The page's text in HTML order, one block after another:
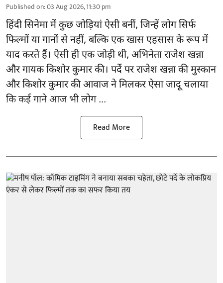
Published on:03 Aug 2026, 11:30 pm
हिंदी सिनेमा में कुछ जोड़ियां ऐसी बनीं, जिन्हें लोग सिर्फ
फिल्मों या गानों से नहीं, बल्कि एक खास एहसास के रूप में
याद करते हैं। ऐसी ही एक जोड़ी थी, अभिनेता राजेश खन्ना
और गायक किशोर कुमार की। पर्दे पर राजेश खन्ना की मुस्कान
और किशोर कुमार कीआवाजने मिलकर ऐसा जादू चलाया
कि कई गाने आज भी लोग ...
Read More